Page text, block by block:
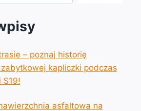
– poznaj historię
kapliczki podczas
S19!
asfaltowa na